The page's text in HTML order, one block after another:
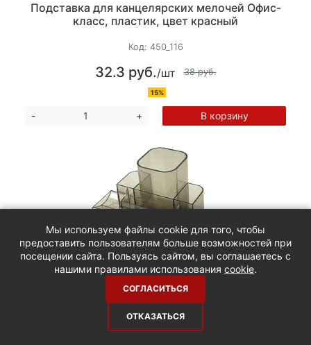
Подставка для канцелярских мелочей Офис-
класс, пластик, цвет красный
Код: 450_116
32.3 руб./шт 38 руб.
15%
- + В корзину
Подставка для канцелярских мелочей
"Башня", 5 отделений, пластик, прозрачный
Код: 450_050
Мы используем файлы cookie для того, чтобы
предоставить пользователям больше возможностей при
посещении сайта. Пользуясь сайтом, вы соглашаетесь с
нашими правилами использования cookie.
СОГЛАСИТЬСЯ
ОТКАЗАТЬСЯ